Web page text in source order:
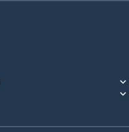
expand_more
expand_more